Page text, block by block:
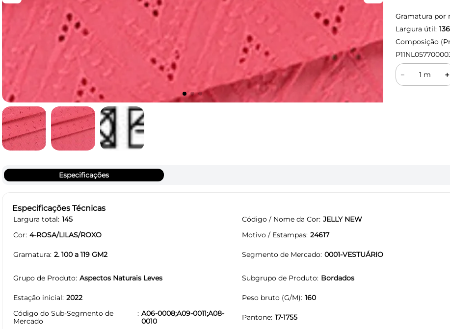
Gramatura por
Largura útil: 136
Composição
＋
－
Especificações
Especificações Técnicas
Largura total 145 Código / Nome da Cor JELLY NEW
Cor 4-ROSA/LILAS/ROXO Motivo / Estampas 24617
Gramatura 2. 100 a 119 GM2 Segmento de Mercado 0001-VESTUÁRIO
Grupo de Produto Aspectos Naturais Leves Subgrupo de Produto Bordados
Estação inicial 2022 Peso bruto (G/M) 160
Código do Sub-Segmento de
Mercado
A06-0008;A09-0011;A08-
0010
Pantone 17-1755